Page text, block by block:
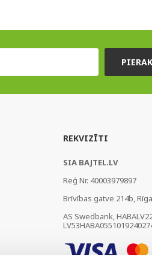
REKVIZĪTI
SIA BAJTEL.LV
Reģ Nr. 40003979897
Brīvības gatve 214b,
AS Swedbank,